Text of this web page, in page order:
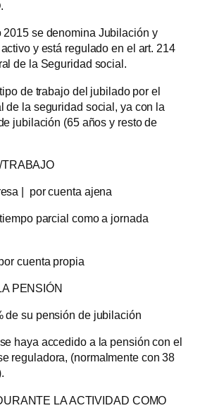
.
se denomina Jubilación y
y está regulado en el art. 214
de la Seguridad social.
de trabajo del jubilado por el
de la seguridad social, ya con la
jubilación (65 años y resto de
| por cuenta ajena
parcial como a jornada
cuenta propia
PENSIÓN
su pensión de jubilación
haya accedido a la pensión con el
reguladora, (normalmente con 38
LA ACTIVIDAD COMO